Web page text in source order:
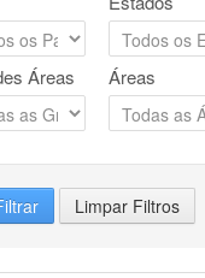
Áreas Áreas
Limpar Filtros